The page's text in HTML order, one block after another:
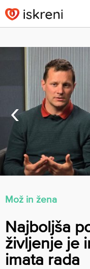
to
content
‹
Mož in žena
Najboljša
življenje je
imata rada